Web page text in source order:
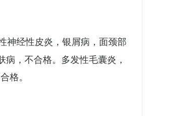
神经性皮炎，银屑病，面颈部
，不合格。多发性毛囊炎，
格。